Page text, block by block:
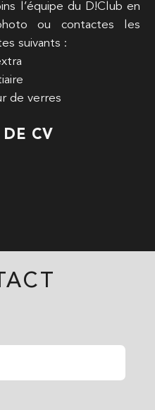
l’équipe du D!Club en
ou contactes les
suivants :
de verres
DE CV